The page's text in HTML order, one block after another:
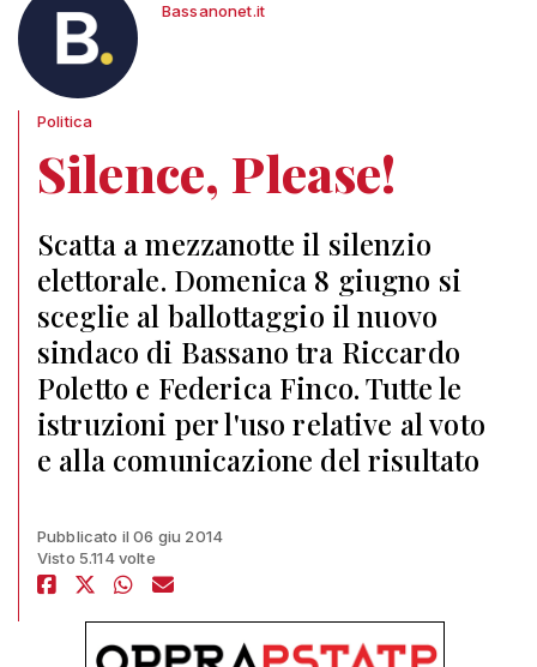
Bassanonet.it
Politica
Silence, Please!
Scatta a mezzanotte il silenzio
elettorale. Domenica 8 giugno si
sceglie al ballottaggio il nuovo
sindaco di Bassano tra Riccardo
Poletto e Federica Finco. Tutte le
istruzioni per l'uso relative al voto
e alla comunicazione del risultato
Pubblicato il 06 giu 2014
Visto 5.114 volte